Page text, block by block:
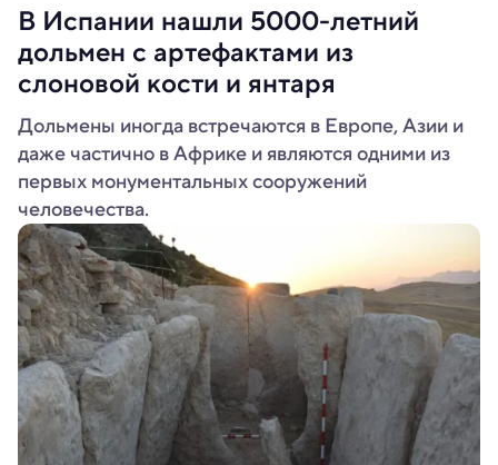
В Испании нашли 5000-летний
дольмен с артефактами из
слоновой кости и янтаря
Дольмены иногда встречаются в Европе, Азии и
даже частично в Африке и являются одними из
первых монументальных сооружений
человечества.